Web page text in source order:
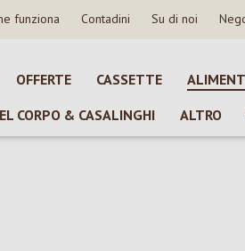
funziona Contadini Su di noi
OFFERTE CASSETTE
CORPO & CASALINGHI
ALTRO